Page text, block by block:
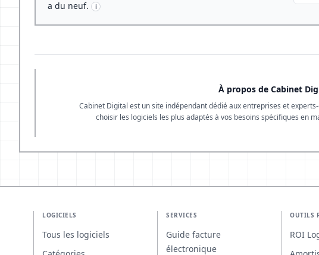
a du neuf.
i
À propos de Cabinet
Cabinet Digital est un site indépendant dédié aux entreprises et
choisir les logiciels les plus adaptés à vos besoins spécifiques en
LOGICIELS
Tous les logiciels
SERVICES
Guide facture
électronique
OUTILS
ROI